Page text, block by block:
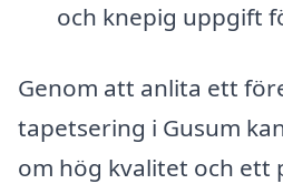
och knepig uppgift
Genom att anlita ett
tapetsering i Gusum
om hög kvalitet och ett